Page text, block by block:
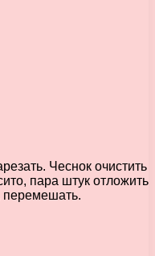
Чеснок очистить
пара штук отложить
перемешать.